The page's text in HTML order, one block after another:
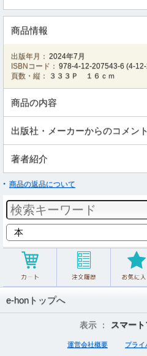
商品情報
出版年月： 2024年7月
ISBNコード： 978-4-12-207543-6 (4-
頁数・縦：
３３３Ｐ １６ｃｍ
商品の内容
出版社・メーカーからのコメント
著者紹介
商品の返品について
e-honトップへ
表示 ： スマー
運営会社概要 プライ